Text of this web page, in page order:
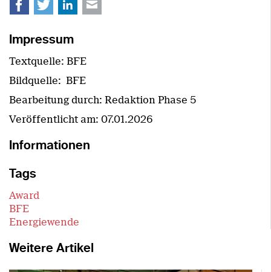
Facebook
TwitterLinkedIn
E-mail
Impressum
Textquelle: BFE
Bildquelle: BFE
Bearbeitung durch: Redaktion Phase 5
Veröffentlicht am: 07.01.2026
Informationen
Tags
Award
BFE
Energiewende
Weitere Artikel